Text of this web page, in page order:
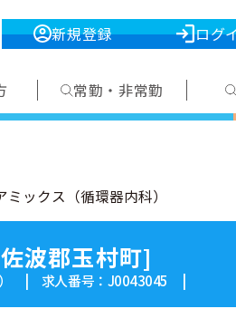
新規登録 ログ
常勤・非常勤
ックス（循環器内科）
波郡玉村町]
） | 求人番号：J0043045 |